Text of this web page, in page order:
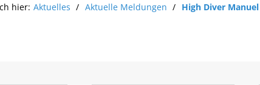
hier: Aktuelles Aktuelle Meldungen High Diver